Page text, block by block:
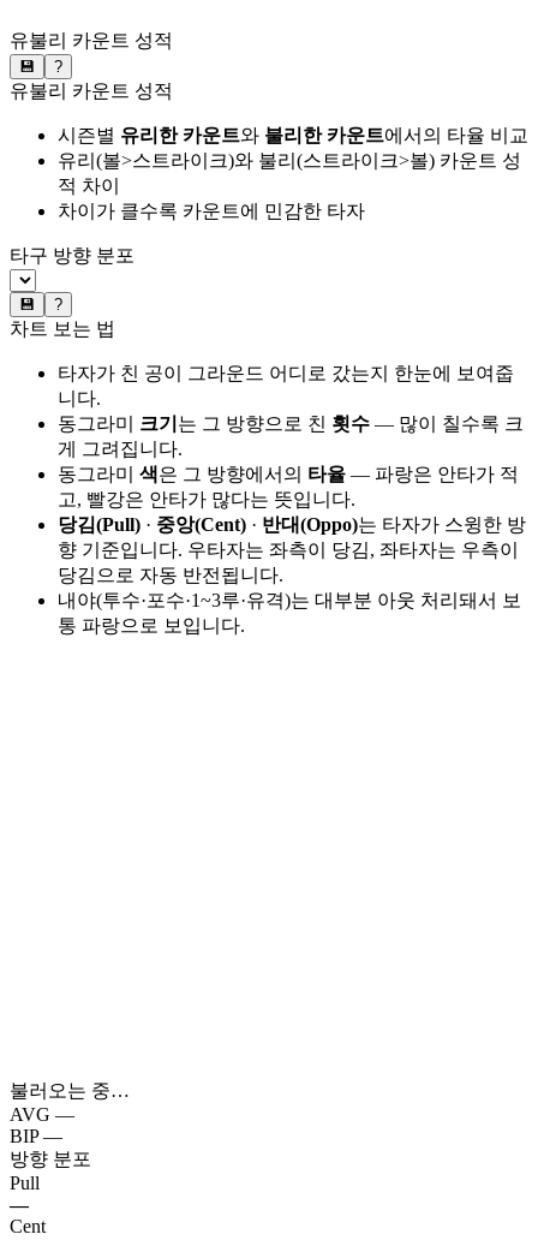
유불리 카운트 성적
💾 ?
유불리 카운트 성적
시즌별 유리한 카운트와 불리한 카운트에서의 타율 비교
유리(볼>스트라이크)와 불리(스트라이크>볼) 카운트 성
적 차이
차이가 클수록 카운트에 민감한 타자
타구 방향 분포
💾 ?
차트 보는 법
타자가 친 공이 그라운드 어디로 갔는지 한눈에 보여줍
니다.
동그라미 크기 는 그 방향으로 친 횟수 — 많이 칠수록 크
게 그려집니다.
동그라미 색은 그 방향에서의 타율 — 파랑은 안타가 적
고, 빨강은 안타가 많다는 뜻입니다.
당김(Pull) · 중앙(Cent) · 반대(Oppo)는 타자가 스윙한 방
향 기준입니다. 우타자는 좌측이 당김, 좌타자는 우측이
당김으로 자동 반전됩니다.
내야(투수·포수·1~3루·유격)는 대부분 아웃 처리돼서 보
통 파랑으로 보입니다.
불러오는 중…
AVG —
BIP —
방향 분포
Pull
—
Cent